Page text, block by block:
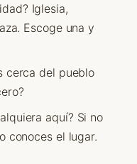
Iglesia,
Escoge una y
cerca del pueblo
aquí? Si no
conoces el lugar.